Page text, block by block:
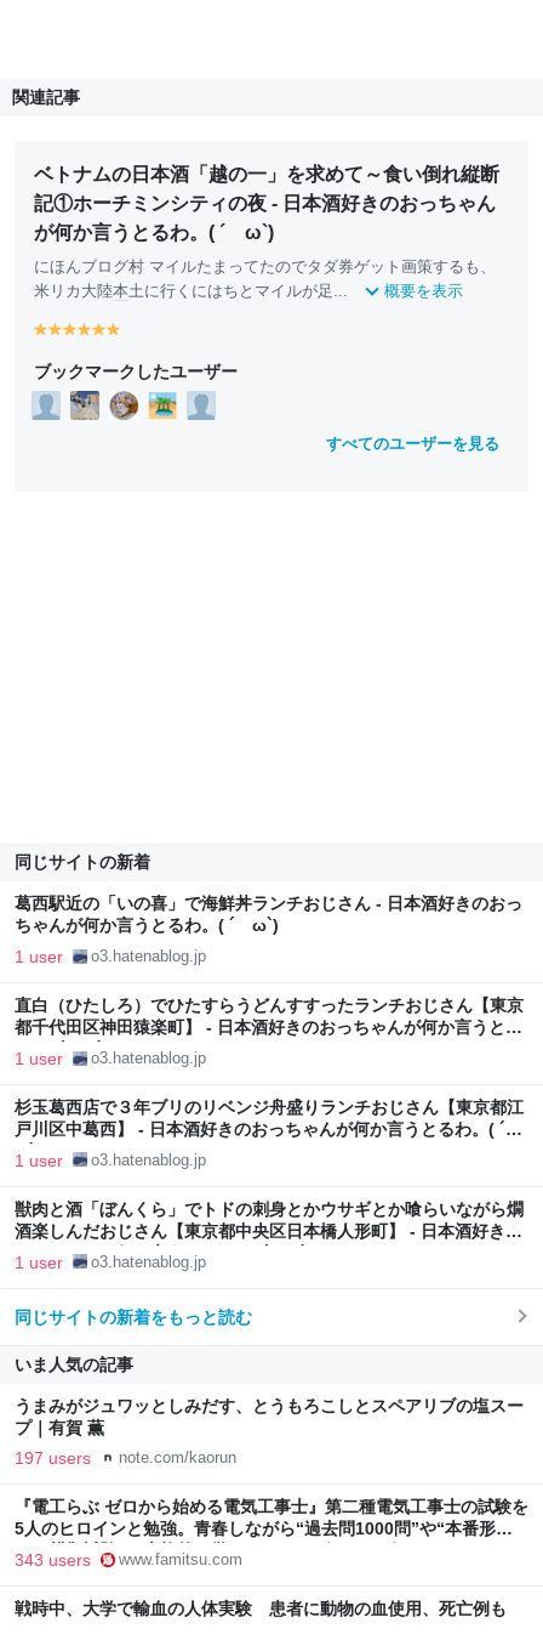
関連記事
ベトナムの日本酒「越の一」を求めて～食い倒れ縦断
記①ホーチミンシティの夜 - 日本酒好きのおっちゃん
が何か言うとるわ。( ´ ω`)
にほんブログ村 マイルたまってたのでタダ券ゲット画策するも、
米リカ大陸本土に行くにはちとマイルが足... 概要を表示
y
ll
o
w
y
ll
o
w
y
ll
o
w
y
ll
o
w
y
ll
o
w
ll
o
w
ブックマークしたユーザー
すべてのユーザーを見る
同じサイトの新着
葛西駅近の「いの喜」で海鮮丼ランチおじさん - 日本酒好きのおっ
ちゃんが何か言うとるわ。( ´ ω`)
1 user o3.hatenablog.jp
直白（ひたしろ）でひたすらうどんすすったランチおじさん【東京
都千代田区神田猿楽町】 - 日本酒好きのおっちゃんが何か言うとる
わ。( ´ ω`)
1 user o3.hatenablog.jp
杉玉葛西店で３年ブリのリベンジ舟盛りランチおじさん【東京都江
戸川区中葛西】 - 日本酒好きのおっちゃんが何か言うとるわ。( ´
ω`)
1 user o3.hatenablog.jp
獣肉と酒「ぼんくら」でトドの刺身とかウサギとか喰らいながら燗
酒楽しんだおじさん【東京都中央区日本橋人形町】 - 日本酒好きの
おっちゃんが何か言うとるわ。( ´ ω`)
1 user o3.hatenablog.jp
同じサイトの新着をもっと読む
いま人気の記事
うまみがジュワッとしみだす、とうもろこしとスペアリブの塩スー
プ｜有賀 薫
197 users note.com/kaorun
『電工らぶ ゼロから始める電気工事士』第二種電気工事士の試験を
5人のヒロインと勉強。青春しながら“過去問1000問”や“本番形式
CBT模擬試験”で本格的に学べるノベルゲーム | ゲーム・エンタメ
最新情報のファミ通.com
343 users www.famitsu.com
戦時中、大学で輸血の人体実験 患者に動物の血使用、死亡例も